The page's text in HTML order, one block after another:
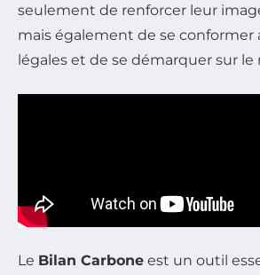
seulement de renforcer leur
mais également de se conformer
légales et de se démarquer sur le
Le Bilan Carbone est un outil